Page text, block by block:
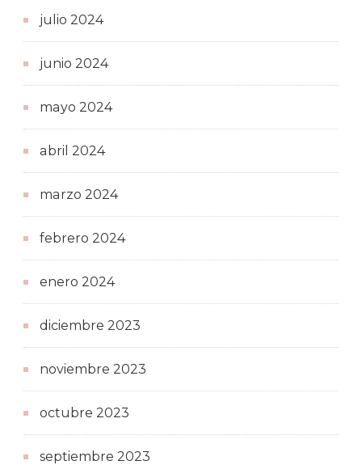
julio 2024
junio 2024
mayo 2024
abril 2024
marzo 2024
febrero 2024
enero 2024
diciembre 2023
noviembre 2023
octubre 2023
septiembre 2023